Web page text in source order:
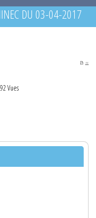
DU 03-04-2017
PDF
Vues